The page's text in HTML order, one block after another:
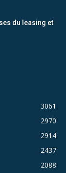
du leasing et
3061
2970
2914
2437
2088